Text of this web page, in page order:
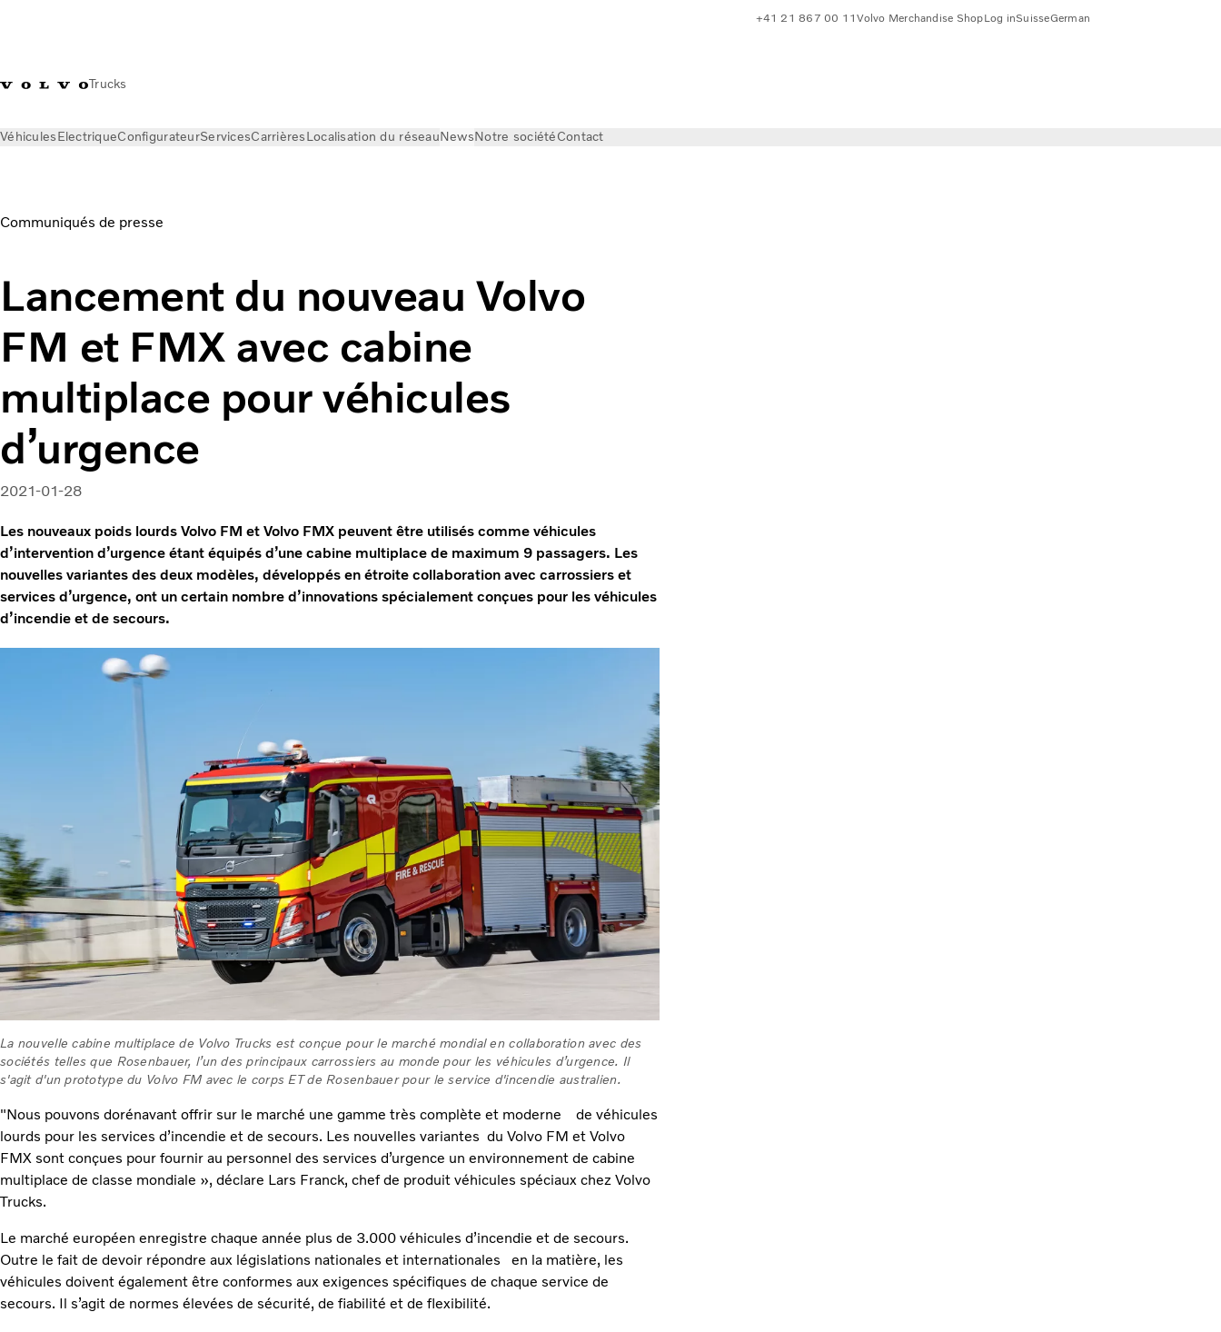
Trucks
+41 21 867 00 11Volvo Merchandise ShopLog inSuisseGerman
VéhiculesElectriqueConfigurateurServicesCarrièresLocalisation du réseauNewsNotre sociétéContact
Communiqués de presse
Lancement du nouveau Volvo
FM et FMX avec cabine
multiplace pour véhicules
d’urgence
2021-01-28
Les nouveaux poids lourds Volvo FM et Volvo FMX peuvent être utilisés comme véhicules
d’intervention d’urgence étant équipés d’une cabine multiplace de maximum 9 passagers. Les
nouvelles variantes des deux modèles, développés en étroite collaboration avec carrossiers et
services d’urgence, ont un certain nombre d’innovations spécialement conçues pour les véhicules
d’incendie et de secours.
La nouvelle cabine multiplace de Volvo Trucks est conçue pour le marché mondial en collaboration avec des
sociétés telles que Rosenbauer, l’un des principaux carrossiers au monde pour les véhicules d’urgence. Il
s'agit d'un prototype du Volvo FM avec le corps ET de Rosenbauer pour le service d'incendie australien.
"Nous pouvons dorénavant offrir sur le marché une gamme très complète et moderne de véhicules
lourds pour les services d’incendie et de secours. Les nouvelles variantes du Volvo FM et Volvo
FMX sont conçues pour fournir au personnel des services d’urgence un environnement de cabine
multiplace de classe mondiale », déclare Lars Franck, chef de produit véhicules spéciaux chez Volvo
Trucks.
Le marché européen enregistre chaque année plus de 3.000 véhicules d’incendie et de secours.
Outre le fait de devoir répondre aux législations nationales et internationales en la matière, les
véhicules doivent également être conformes aux exigences spécifiques de chaque service de
secours. Il s’agit de normes élevées de sécurité, de fiabilité et de flexibilité.